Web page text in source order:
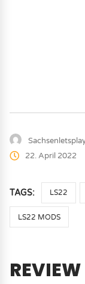
22. April 2022
TAGS: LS22
LS22 MODS
REVIEW